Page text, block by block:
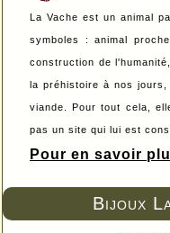
Bijoux
La Vache est un animal
symboles : animal
construction de
la préhistoire à nos
viande. Pour tout cela,
pas un site qui lui est
Pour en savoir